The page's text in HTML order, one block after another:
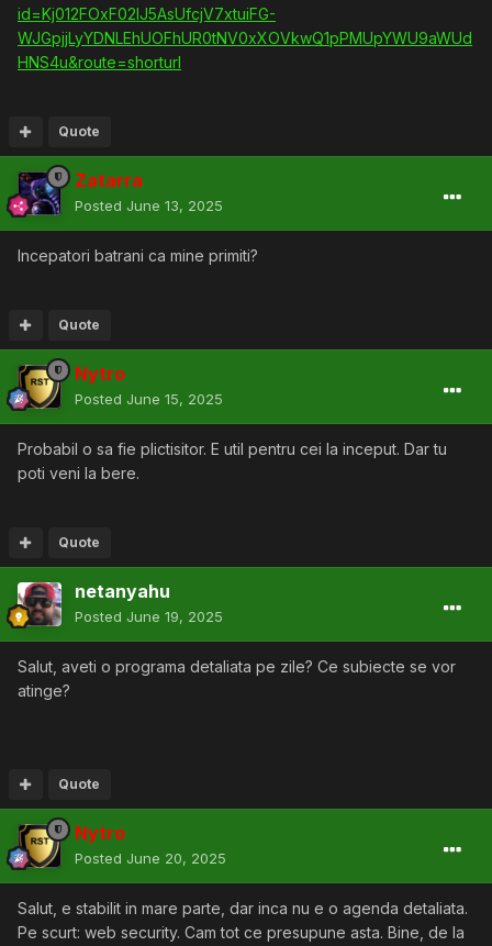
id=Kj012FOxF02IJ5AsUfcjV7xtuiFG-
WJGpjjLyYDNLEhUOFhUR0tNV0xXOVkwQ1pPMUpYWU9aWUd
HNS4u&route=shorturl
Quote
Zatarra
Posted June 13, 2025
Incepatori batrani ca mine primiti?
Quote
Nytro
Posted June 15, 2025
Probabil o sa fie plictisitor. E util pentru cei la inceput. Dar tu
poti veni la bere.
Quote
netanyahu
Posted June 19, 2025
Salut, aveti o programa detaliata pe zile? Ce subiecte se vor
atinge?
Quote
Nytro
Posted June 20, 2025
Salut, e stabilit in mare parte, dar inca nu e o agenda detaliata.
Pe scurt: web security. Cam tot ce presupune asta. Bine, de la